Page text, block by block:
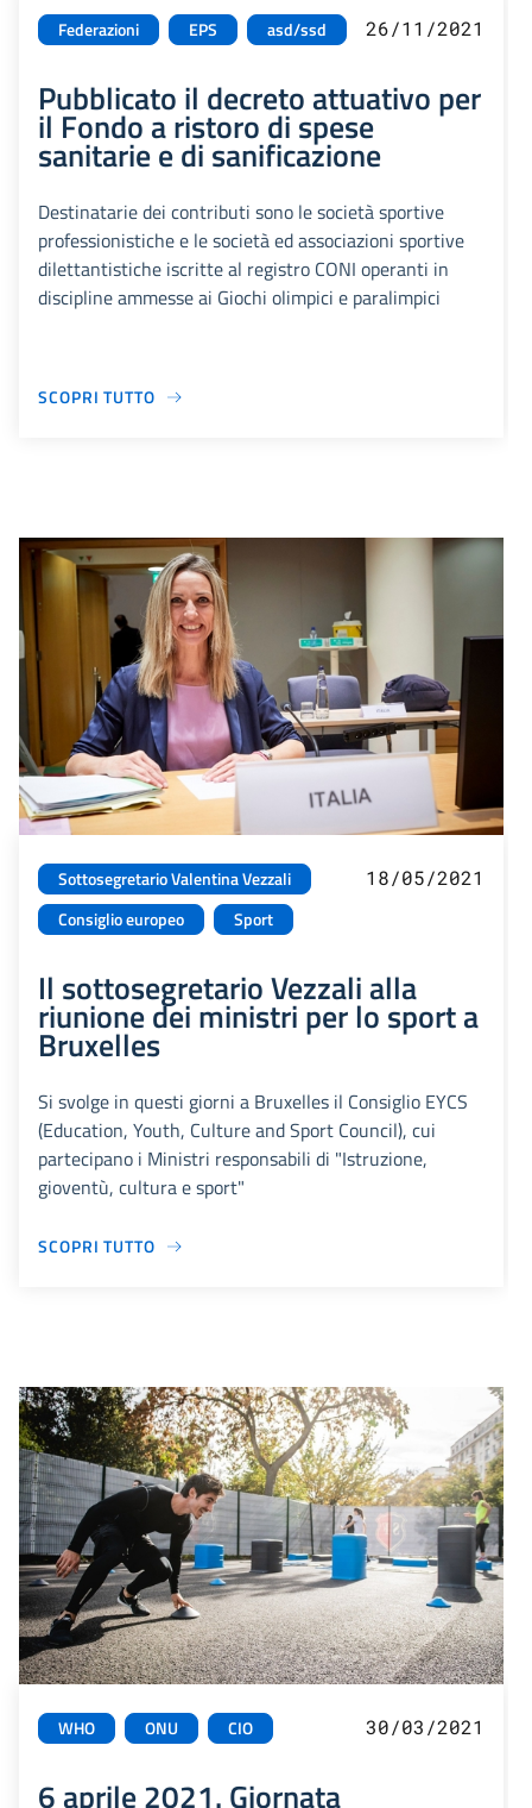
Federazioni EPS asd/ssd 26/11/2021
Pubblicato il decreto attuativo per
il Fondo a ristoro di spese
sanitarie e di sanificazione
Destinatarie dei contributi sono le società sportive
professionistiche e le società ed associazioni sportive
dilettantistiche iscritte al registro CONI operanti in
discipline ammesse ai Giochi olimpici e paralimpici
SCOPRI TUTTO
Sottosegretario Valentina Vezzali
Consiglio europeo
Sport
18/05/2021
Il sottosegretario Vezzali alla
riunione dei ministri per lo sport a
Bruxelles
Si svolge in questi giorni a Bruxelles il Consiglio EYCS
(Education, Youth, Culture and Sport Council), cui
partecipano i Ministri responsabili di "Istruzione,
gioventù, cultura e sport"
SCOPRI TUTTO
WHO ONU CIO 30/03/2021
6 aprile 2021. Giornata